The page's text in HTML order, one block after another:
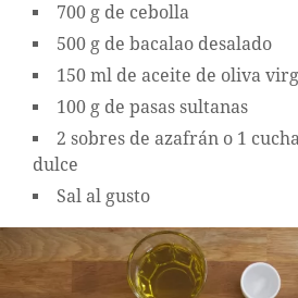
700 g de cebolla
500 g de bacalao desalado
150 ml de aceite de oliva
100 g de pasas sultanas
2 sobres de azafrán o 1
dulce
Sal al gusto